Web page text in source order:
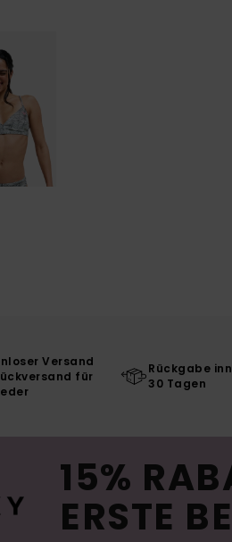
Versand
für
Rückgabe
30 Tagen
15%
ERSTE